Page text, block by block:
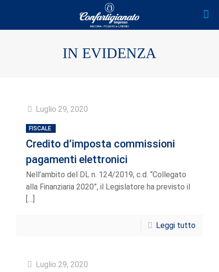
IN EVIDENZA
Luglio 29, 2020
FISCALE
Credito d’imposta commissioni
pagamenti elettronici
Nell’ambito del DL n. 124/2019, c.d. “Collegato
alla Finanziaria 2020”, il Legislatore ha previsto il
[…]
Leggi tutto
Luglio 29, 2020